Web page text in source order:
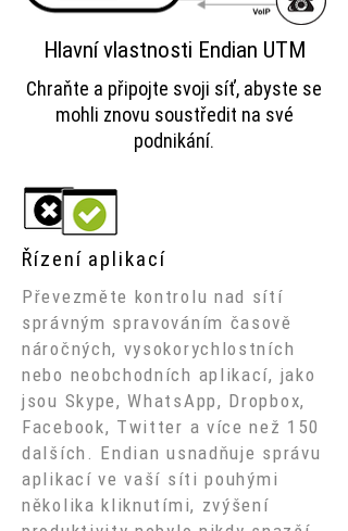
Hlavní vlastnosti Endian UTM
Chraňte a připojte svoji síť, abyste se
mohli znovu soustředit na své
podnikání.
Řízení aplikací
Převezměte kontrolu nad sítí
správným spravováním časově
náročných, vysokorychlostních
nebo neobchodních aplikací, jako
jsou Skype, WhatsApp, Dropbox,
Facebook, Twitter a více než 150
dalších. Endian usnadňuje správu
aplikací ve vaší síti pouhými
několika kliknutími, zvýšení